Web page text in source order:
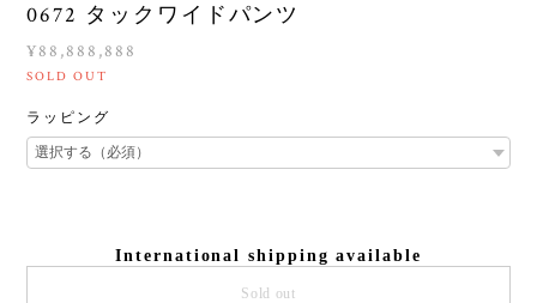
0672 タックワイドパンツ
¥88,888,888
SOLD OUT
ラッピング
International shipping available
Sold out